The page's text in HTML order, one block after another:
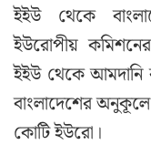
ইইউ থেকে
ইউরোপীয়
ইইউ থেকে
বাংলাদেশের
কোটি ইউরো।